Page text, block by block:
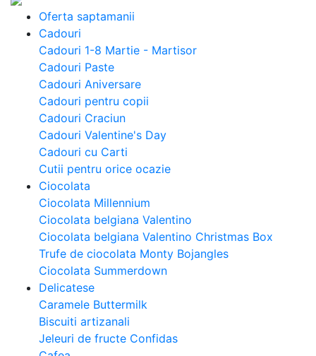
Oferta saptamanii
Cadouri
Cadouri 1-8 Martie - Martisor
Cadouri Paste
Cadouri Aniversare
Cadouri pentru copii
Cadouri Craciun
Cadouri Valentine's Day
Cadouri cu Carti
Cutii pentru orice ocazie
Ciocolata
Ciocolata Millennium
Ciocolata belgiana Valentino
Ciocolata belgiana Valentino Christmas Box
Trufe de ciocolata Monty Bojangles
Ciocolata Summerdown
Delicatese
Caramele Buttermilk
Biscuiti artizanali
Jeleuri de fructe Confidas